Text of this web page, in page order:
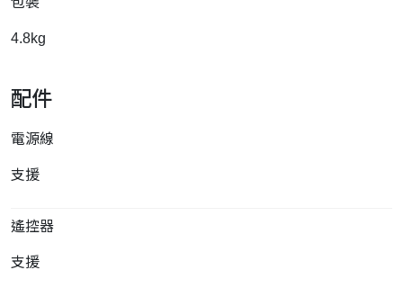
4.8kg
配件
電源線
支援
遙控器
支援